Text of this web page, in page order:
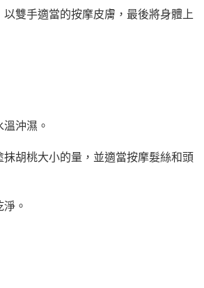
以雙手適當的按摩皮膚，最後將身體上
沖濕。
抹胡桃大小的量，並適當按摩髮絲和頭
。